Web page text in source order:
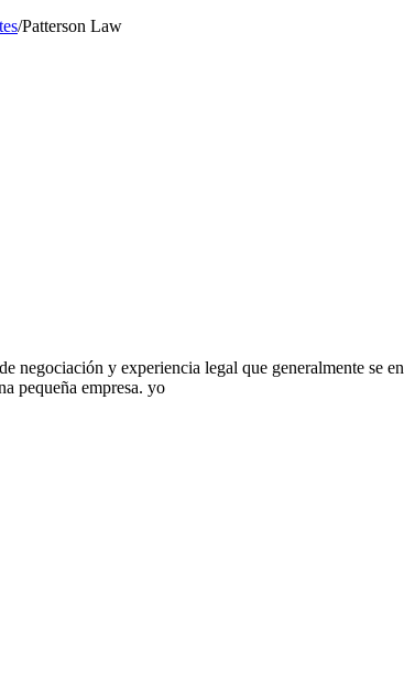
/Patterson Law
y experiencia legal que generalmente se
pequeña empresa. yo